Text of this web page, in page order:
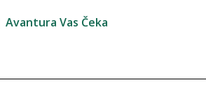
Vas Čeka